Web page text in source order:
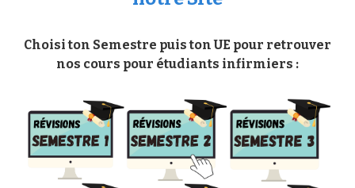
Choisi ton Semestre puis ton UE pour retrouver
nos cours pour étudiants infirmiers :